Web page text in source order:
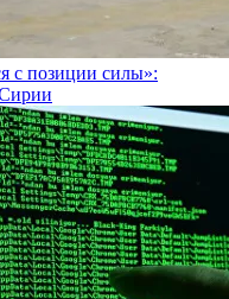
с позиции силы»: